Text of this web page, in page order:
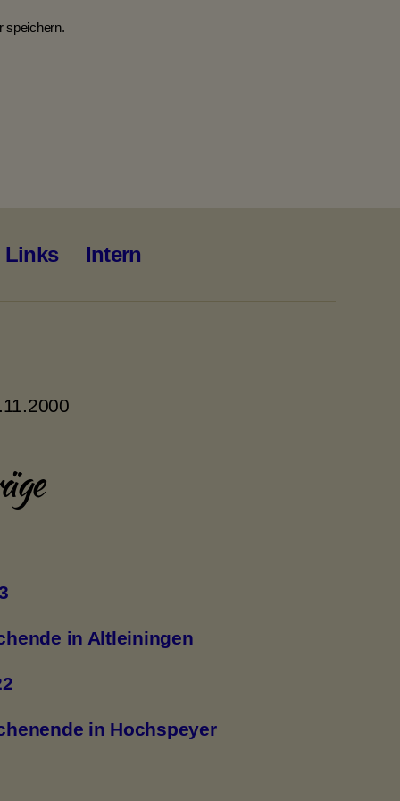
speichern.
Links Intern
in Altleiningen
in Hochspeyer